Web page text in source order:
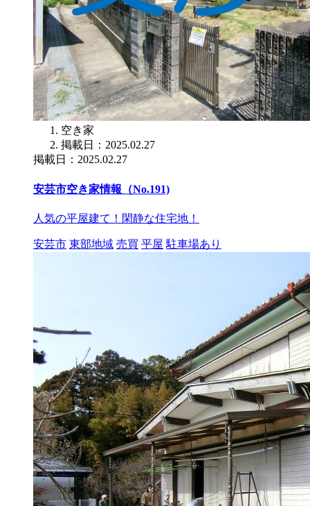
空き家
掲載日：2025.02.27
掲載日：2025.02.27
安芸市空き家情報（No.191)
人気の平屋建て！閑静な住宅地！
安芸市 東部地域 売買 平屋 駐車場あり